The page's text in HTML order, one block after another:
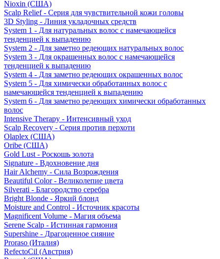
Nioxin (США)
Scalp Relief - Серия для чувствительной кожи головы
3D Styling - Линия укладочных средств
System 1 - Для натуральных волос с намечающейся
тенденцией к выпадению
System 2 - Для заметно редеющих натуральных волос
System 3 - Для окрашенных волос с намечающейся
тенденцией к выпадению
System 4 - Для заметно редеющих окрашенных волос
System 5 - Для химически обработанных волос с
намечающейся тенденцией к выпадению
System 6 - Для заметно редеющих химически обработанных
волос
Intensive Therapy - Интенсивный уход
Scalp Recovery - Серия против перхоти
Olaplex (США)
Oribe (США)
Gold Lust - Роскошь золота
Signature - Вдохновение дня
Hair Alchemy - Сила Возрождения
Beautiful Color - Великолепие цвета
Silverati - Благородство серебра
Bright Blonde - Яркий блонд
Moisture and Control - Источник красоты
Magnificent Volume - Магия объема
Serene Scalp - Истинная гармония
Supershine - Драгоценное сияние
Proraso (Италия)
RefectoCil (Австрия)